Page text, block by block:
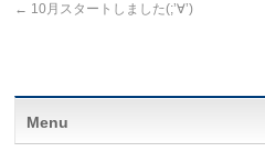
← 10月スタートしました(;’∀’)
Menu